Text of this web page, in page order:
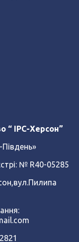
“ IPC-Херсон”
Південь»
№ R40-05285